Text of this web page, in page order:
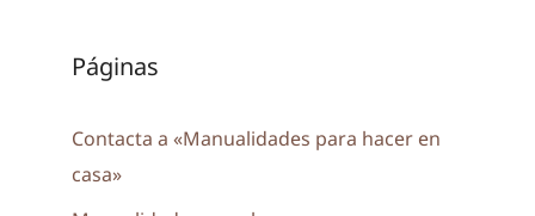
Páginas
Contacta a «Manualidades para hacer en
casa»